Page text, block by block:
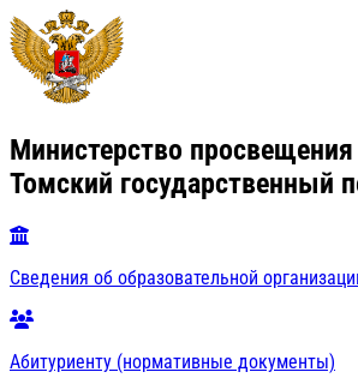
Министерство
Томский государственный
Сведения об образовательной
Абитуриенту (нормативные документы)